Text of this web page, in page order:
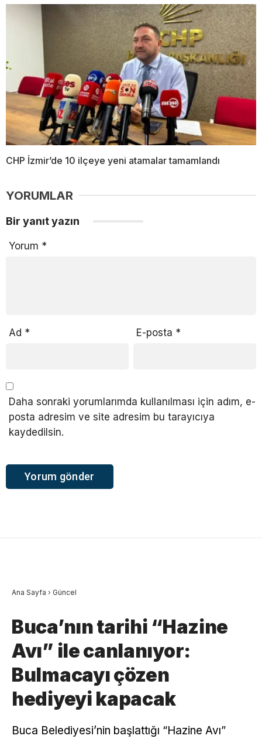
CHP İzmir’de 10 ilçeye yeni atamalar tamamlandı
YORUMLAR
Bir yanıt yazın
Yorum *
Ad * E-posta *
Daha sonraki yorumlarımda kullanılması için adım, e-
posta adresim ve site adresim bu tarayıcıya
kaydedilsin.
Ana Sayfa › Güncel
Buca’nın tarihi “Hazine
Avı” ile canlanıyor:
Bulmacayı çözen
hediyeyi kapacak
Buca Belediyesi’nin başlattığı “Hazine Avı”